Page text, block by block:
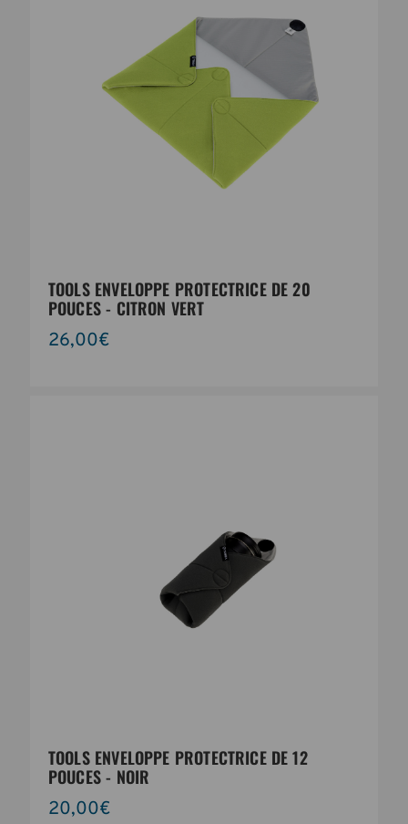
TOOLS ENVELOPPE PROTECTRICE DE 20
POUCES - CITRON VERT
26,00€
TOOLS ENVELOPPE PROTECTRICE DE 12
POUCES - NOIR
20,00€